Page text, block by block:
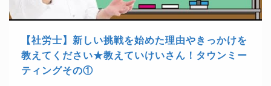
a-s.jp/★魔王魂https://maou.audio/★効果音ラ
ボhttps://soundeffect-lab.info/
・・・・・・・・・・・・・・・・・・・・・・・・
【お知らせ】 ★株式会社プレジデント社様が発
刊する「プレジデント2022年5/13号」に掲載さ
【社労士】新しい挑戦を始めた理由やきっかけを
教えてください★教えていけいさん！タウンミー
ティングその①